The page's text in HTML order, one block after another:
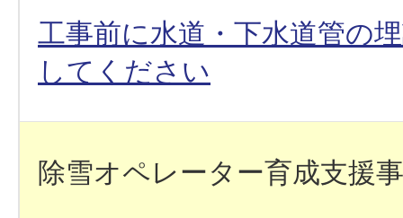
工事前に水道・下水道管の
してください
除雪オペレーター育成支援